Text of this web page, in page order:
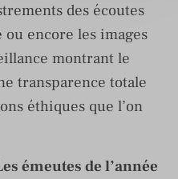
des écoutes
encore les images
montrant le
transparence totale
éthiques que l’on
émeutes de l’année